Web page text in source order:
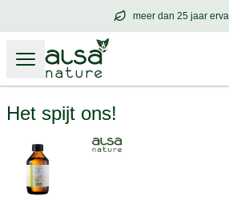
meer dan 25 jaar
meer dan
alsa-nature Hennepolie (Biologisch)
Het spijt ons!